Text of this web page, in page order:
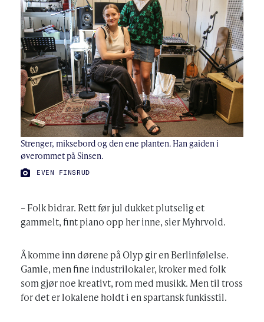
Strenger, miksebord og den ene planten. Han gaiden i
øverommet på Sinsen.
FOTO:
EVEN FINSRUD
– Folk bidrar. Rett før jul dukket plutselig et
gammelt, fint piano opp her inne, sier Myhrvold.
Å komme inn dørene på Olyp gir en Berlinfølelse.
Gamle, men fine industrilokaler, kroker med folk
som gjør noe kreativt, rom med musikk. Men til tross
for det er lokalene holdt i en spartansk funkisstil.